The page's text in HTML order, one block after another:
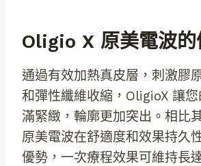
Oligio X 原美電波的
通過有效加熱真皮層，刺激膠
和彈性纖維收縮，OligioX 讓
滿緊緻，輪廓更加突出。相比
原美電波在舒適度和效果持久
優勢，一次療程效果可維持長